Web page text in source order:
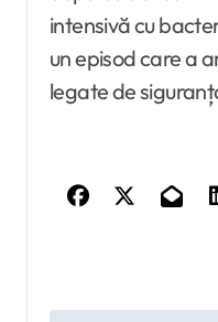
intensivă cu
un episod care a
legate de